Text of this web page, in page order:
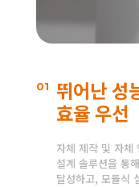
01
뛰어난 성
효율 우선
자체 제작 및 자체
설계 솔루션을 통
달성하고, 모듈식